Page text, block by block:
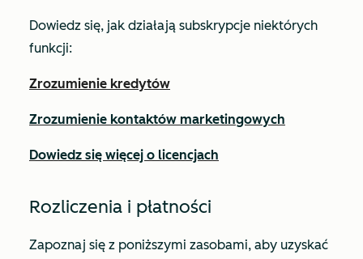
Dowiedz się, jak działają subskrypcje niektórych
funkcji:
Zrozumienie kredytów
Zrozumienie kontaktów marketingowych
Dowiedz się więcej o licencjach
Rozliczenia i płatności
Zapoznaj się z poniższymi zasobami, aby uzyskać